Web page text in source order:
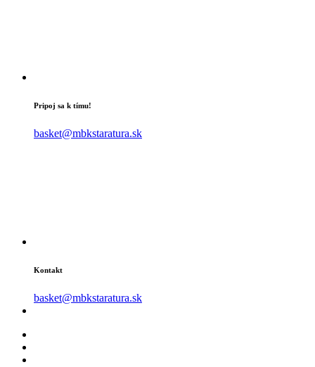
Pripoj sa k tímu!
basket@mbkstaratura.sk
Kontakt
basket@mbkstaratura.sk